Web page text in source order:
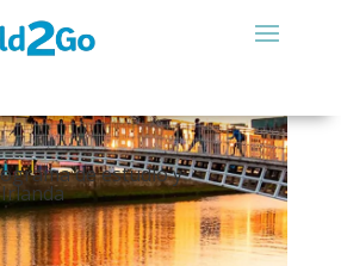
de estudio y